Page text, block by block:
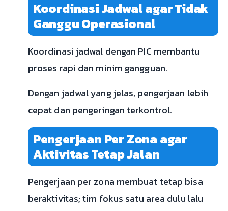
Koordinasi Jadwal agar Tidak
Ganggu Operasional
Koordinasi jadwal dengan PIC membantu
proses rapi dan minim gangguan.
Dengan jadwal yang jelas, pengerjaan lebih
cepat dan pengeringan terkontrol.
Pengerjaan Per Zona agar
Aktivitas Tetap Jalan
Pengerjaan per zona membuat tetap bisa
beraktivitas; tim fokus satu area dulu lalu